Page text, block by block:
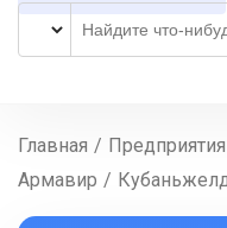
Главная / Предприятия
Армавир /